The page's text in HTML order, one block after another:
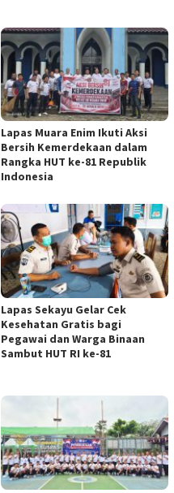
Lapas Muara Enim Ikuti Aksi
Bersih Kemerdekaan dalam
Rangka HUT ke-81 Republik
Indonesia
Lapas Sekayu Gelar Cek
Kesehatan Gratis bagi
Pegawai dan Warga Binaan
Sambut HUT RI ke-81